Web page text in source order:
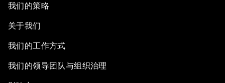
我们的策略
关于我们
我们的工作方式
我们的领导团队与组织治理